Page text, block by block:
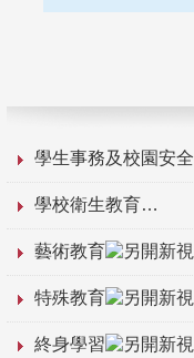
學生事務及校園安全
學校衛生教育
藝術教育
特殊教育
終身學習